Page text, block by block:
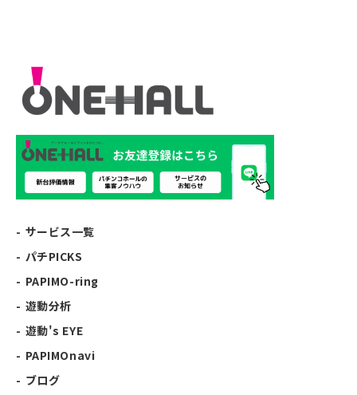
サービス一覧
パチPICKS
PAPIMO-ring
遊動分析
遊動's EYE
PAPIMOnavi
ブログ